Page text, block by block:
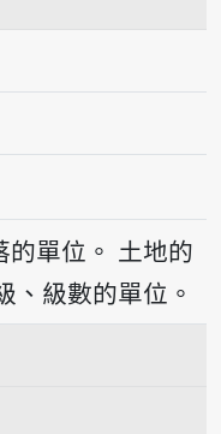
讀tuānn
單位。 土地的
、級數的單位。